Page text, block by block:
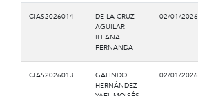
CIAS2026014
DE LA CRUZ
AGUILAR
ILEANA
FERNANDA
02/01/2026
CIAS2026013
GALINDO
HERNÁNDEZ
02/01/2026